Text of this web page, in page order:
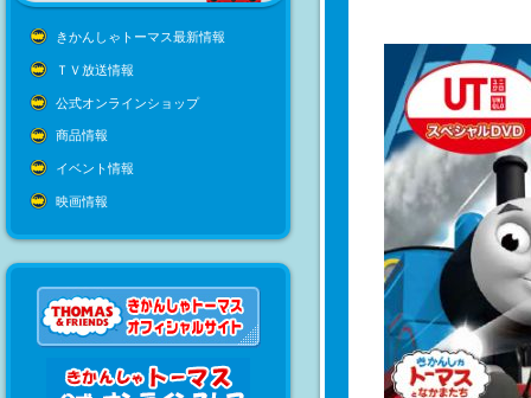
きかんしゃトーマス最新情報
ＴＶ放送情報
公式オンラインショップ
商品情報
イベント情報
映画情報